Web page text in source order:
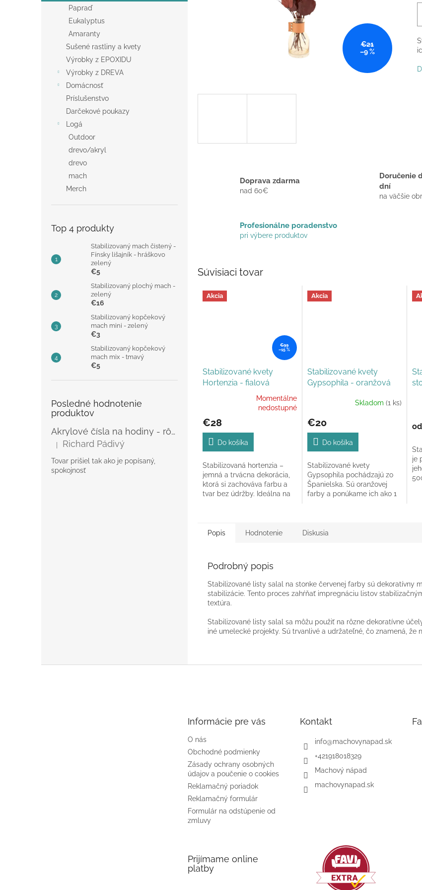
Papraď
Eukalyptus
Amaranty
Sušené rastliny a kvety
Výrobky z EPOXIDU
Výrobky z DREVA
Domácnosť
Príslušenstvo
Darčekové poukazy
Logá
Outdoor
drevo/akryl
drevo
mach
Merch
Top 4 produkty
Stabilizovaný mach čistený -
Fínsky lišajník - hráškovo
zelený
€5
Stabilizovaný plochý mach -
zelený
€16
Stabilizovaný kopčekový
mach mini - zelený
€3
Stabilizovaný kopčekový
mach mix - tmavý
€5
Posledné hodnotenie
produktov
Akrylové čísla na hodiny - rôzne
Hodnotenie produktu je 5 z 5 hviezdičiek.
| Richard Pádivý
Tovar prišiel tak ako je popísaný,
spokojnosť
€21
–9 %
Doprava zdarma
nad 60€
Doručenie
dní
na väčšie
Profesionálne poradenstvo
pri výbere produktov
Súvisiaci tovar
Akcia
€33
–15 %
Stabilizované kvety
Hortenzia - fialová
produktu
je
z
5
hviezdičiek.
Momentálne
nedostupné
€28
Do košíka
Stabilizovaná hortenzia –
jemná a trvácna dekorácia,
ktorá si zachováva farbu a
tvar bez údržby. Ideálna na
Akcia
Stabilizované kvety
Gypsophila - oranžová
Skladom (1 ks)
€20
Do košíka
Stabilizované kvety
Gypsophila pochádzajú zo
Španielska. Sú oranžovej
farby a ponúkame ich ako 1
z
5
od
je
Popis Hodnotenie Diskusia
Podrobný popis
Stabilizované listy salal na stonke červenej farby sú dekoratívny
stabilizácie. Tento proces zahŕňať impregnáciu listov
textúra.
Stabilizované listy salal sa môžu použiť na rôzne dekoratívne
iné umelecké projekty. Sú trvanlivé a udržateľné, čo znamená, že
Informácie pre vás
O nás
Obchodné podmienky
Zásady ochrany osobných
údajov a poučenie o cookies
Reklamačný poriadok
Reklamačný formulár
Formulár na odstúpenie od
zmluvy
Kontakt
info@machovynapad.sk
+421918018329
Machový nápad
machovynapad.sk
Prijímame online
platby